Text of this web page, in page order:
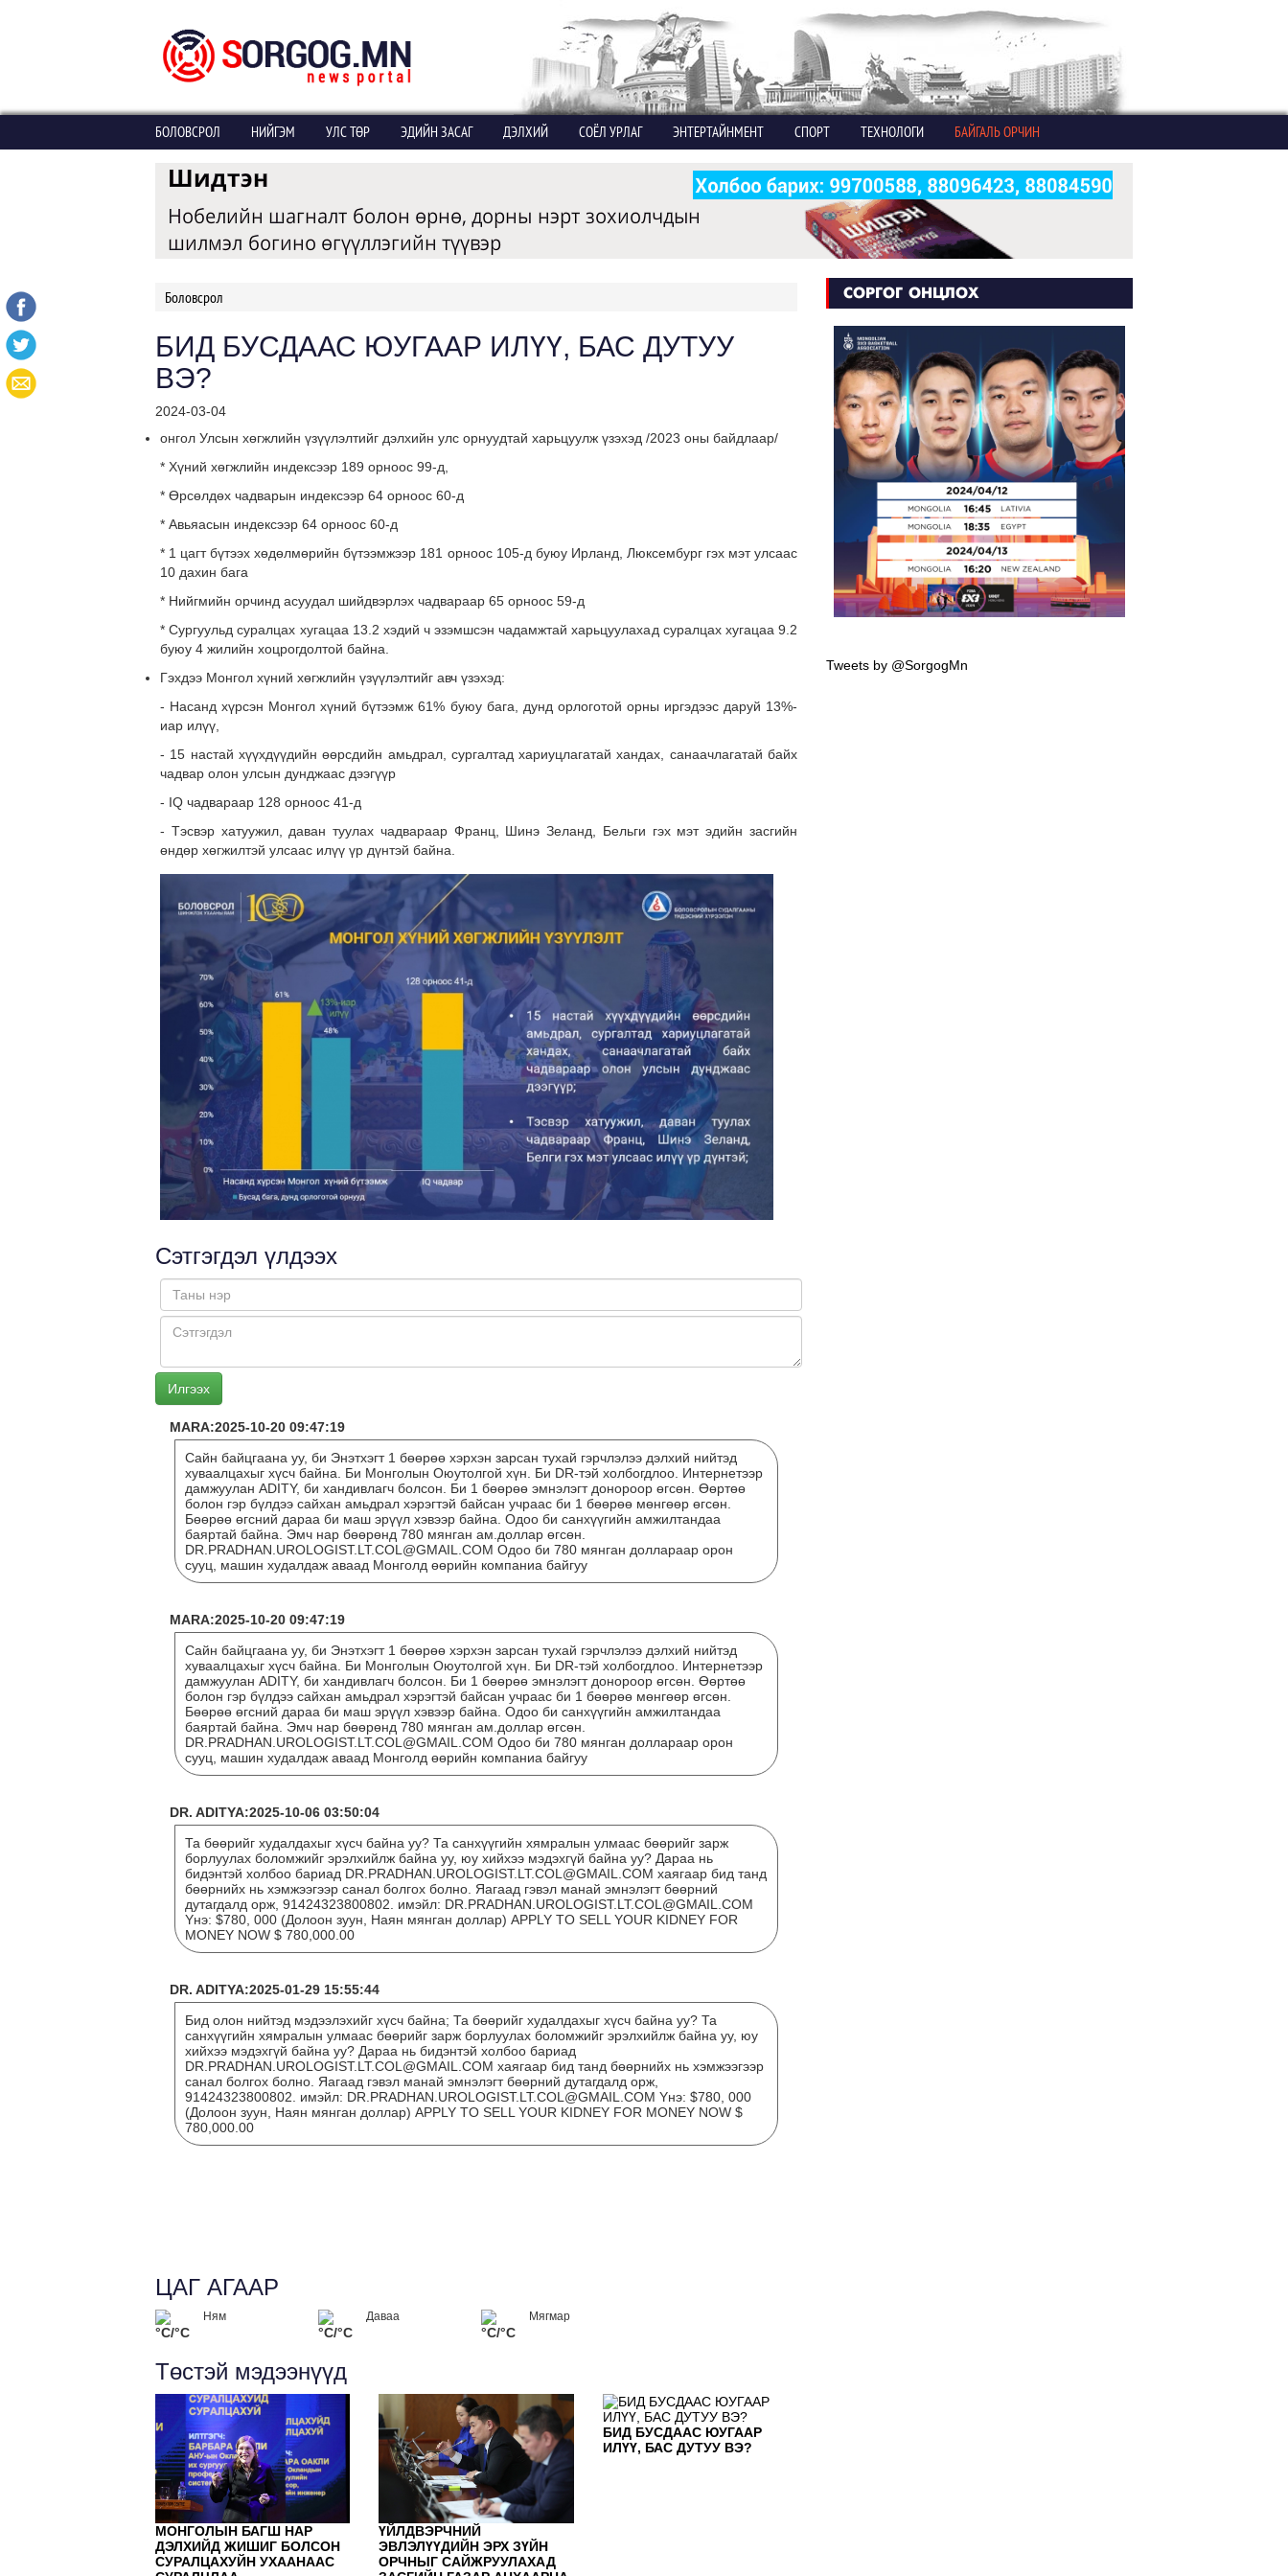
БОЛОВСРОЛ НИЙГЭМ УЛС ТӨР ЭДИЙН ЗАСАГ ДЭЛХИЙ СОЁЛ УРЛАГ ЭНТЕРТАЙНМЕНТ СПОРТ ТЕХНОЛОГИ БАЙГАЛЬ ОРЧИН
Боловсрол
БИД БУСДААС ЮУГААР ИЛҮҮ, БАС ДУТУУ
ВЭ?
2024-03-04
онгол Улсын хөгжлийн үзүүлэлтийг дэлхийн улс орнуудтай харьцуулж үзэхэд /2023 оны байдлаар/
* Хүний хөгжлийн индексээр 189 орноос 99-д,
* Өрсөлдөх чадварын индексээр 64 орноос 60-д
* Авьяасын индексээр 64 орноос 60-д
* 1 цагт бүтээх хөдөлмөрийн бүтээмжээр 181 орноос 105-д буюу Ирланд, Люксембург гэх мэт улсаас
10 дахин бага
* Нийгмийн орчинд асуудал шийдвэрлэх чадвараар 65 орноос 59-д
* Сургуульд суралцах хугацаа 13.2 хэдий ч эзэмшсэн чадамжтай харьцуулахад суралцах хугацаа 9.2
буюу 4 жилийн хоцрогдолтой байна.
Гэхдээ Монгол хүний хөгжлийн үзүүлэлтийг авч үзэхэд:
- Насанд хүрсэн Монгол хүний бүтээмж 61% буюу бага, дунд орлоготой орны иргэдээс даруй 13%-
иар илүү,
- 15 настай хүүхдүүдийн өөрсдийн амьдрал, сургалтад хариуцлагатай хандах, санаачлагатай байх
чадвар олон улсын дунджаас дээгүүр
- IQ чадвараар 128 орноос 41-д
- Тэсвэр хатуужил, даван туулах чадвараар Франц, Шинэ Зеланд, Бельги гэх мэт эдийн засгийн
өндөр хөгжилтэй улсаас илүү үр дүнтэй байна.
Сэтгэгдэл үлдээх
MARA:2025-10-20 09:47:19
Сайн байцгаана уу, би Энэтхэгт 1 бөөрөө хэрхэн зарсан тухай гэрчлэлээ дэлхий нийтэд
хуваалцахыг хүсч байна. Би Монголын Оюутолгой хүн. Би DR-тэй холбогдлоо. Интернетээр
дамжуулан ADITY, би хандивлагч болсон. Би 1 бөөрөө эмнэлэгт донороор өгсөн. Өөртөө
болон гэр бүлдээ сайхан амьдрал хэрэгтэй байсан учраас би 1 бөөрөө мөнгөөр өгсөн.
Бөөрөө өгсний дараа би маш эрүүл хэвээр байна. Одоо би санхүүгийн амжилтандаа
баяртай байна. Эмч нар бөөрөнд 780 мянган ам.доллар өгсөн.
DR.PRADHAN.UROLOGIST.LT.COL@GMAIL.COM Одоо би 780 мянган доллараар орон
сууц, машин худалдаж аваад Монголд өөрийн компаниа байгуу
MARA:2025-10-20 09:47:19
Сайн байцгаана уу, би Энэтхэгт 1 бөөрөө хэрхэн зарсан тухай гэрчлэлээ дэлхий нийтэд
хуваалцахыг хүсч байна. Би Монголын Оюутолгой хүн. Би DR-тэй холбогдлоо. Интернетээр
дамжуулан ADITY, би хандивлагч болсон. Би 1 бөөрөө эмнэлэгт донороор өгсөн. Өөртөө
болон гэр бүлдээ сайхан амьдрал хэрэгтэй байсан учраас би 1 бөөрөө мөнгөөр өгсөн.
Бөөрөө өгсний дараа би маш эрүүл хэвээр байна. Одоо би санхүүгийн амжилтандаа
баяртай байна. Эмч нар бөөрөнд 780 мянган ам.доллар өгсөн.
DR.PRADHAN.UROLOGIST.LT.COL@GMAIL.COM Одоо би 780 мянган доллараар орон
сууц, машин худалдаж аваад Монголд өөрийн компаниа байгуу
DR. ADITYA:2025-10-06 03:50:04
Та бөөрийг худалдахыг хүсч байна уу? Та санхүүгийн хямралын улмаас бөөрийг зарж
борлуулах боломжийг эрэлхийлж байна уу, юу хийхээ мэдэхгүй байна уу? Дараа нь
бидэнтэй холбоо бариад DR.PRADHAN.UROLOGIST.LT.COL@GMAIL.COM хаягаар бид танд
бөөрнийх нь хэмжээгээр санал болгох болно. Яагаад гэвэл манай эмнэлэгт бөөрний
дутагдалд орж, 91424323800802. имэйл: DR.PRADHAN.UROLOGIST.LT.COL@GMAIL.COM
Yнэ: $780, 000 (Долоон зуун, Наян мянган доллар) APPLY TO SELL YOUR KIDNEY FOR
MONEY NOW $ 780,000.00
DR. ADITYA:2025-01-29 15:55:44
Бид олон нийтэд мэдээлэхийг хүсч байна; Та бөөрийг худалдахыг хүсч байна уу? Та
санхүүгийн хямралын улмаас бөөрийг зарж борлуулах боломжийг эрэлхийлж байна уу, юу
хийхээ мэдэхгүй байна уу? Дараа нь бидэнтэй холбоо бариад
DR.PRADHAN.UROLOGIST.LT.COL@GMAIL.COM хаягаар бид танд бөөрнийх нь хэмжээгээр
санал болгох болно. Яагаад гэвэл манай эмнэлэгт бөөрний дутагдалд орж,
91424323800802. имэйл: DR.PRADHAN.UROLOGIST.LT.COL@GMAIL.COM Yнэ: $780, 000
(Долоон зуун, Наян мянган доллар) APPLY TO SELL YOUR KIDNEY FOR MONEY NOW $
780,000.00
ЦАГ АГААР
Ням
°C/°C
Даваа
°C/°C
Мягмар
°C/°C
Төстэй мэдээнүүд
МОНГОЛЫН БАГШ НАР
ДЭЛХИЙД ЖИШИГ БОЛСОН
СУРАЛЦАХУЙН УХААНААС
ҮЙЛДВЭРЧНИЙ
ЭВЛЭЛҮҮДИЙН ЭРХ ЗҮЙН
ОРЧНЫГ САЙЖРУУЛАХАД
БИД БУСДААС ЮУГААР
ИЛҮҮ, БАС ДУТУУ ВЭ?
СОРГОГ ОНЦЛОХ
Tweets by @SorgogMn